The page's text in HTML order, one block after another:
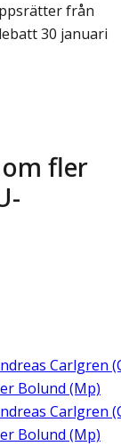
från
30 januari
om fler
Carlgren
Bolund (Mp)
Carlgren
Bolund (Mp)